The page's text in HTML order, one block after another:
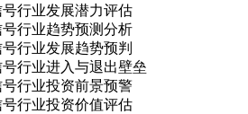
行业发展潜力评估
行业趋势预测分析
行业发展趋势预判
行业进入与退出壁垒
行业投资前景预警
行业投资价值评估